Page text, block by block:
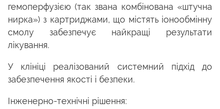
гемоперфузією (так звана комбінована «штучна
нирка») з картриджами, що містять іонообмінну
смолу забезпечує найкращі результати
лікування.
У клініці реалізований системний підхід до
забезпечення якості і безпеки.
Інженерно-технічні рішення: